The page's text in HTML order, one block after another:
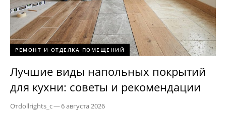
РЕМОНТ И ОТДЕЛКА ПОМЕЩЕНИЙ
Лучшие виды напольных покрытий
для кухни: советы и рекомендации
Отdollrights_c—6 августа 2026